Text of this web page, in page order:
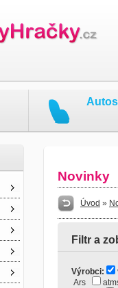
Novinky
Úvod »
Filtr a
Výrobci:
Ars